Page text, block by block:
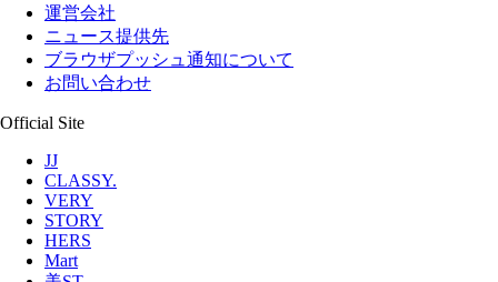
運営会社
ニュース提供先
ブラウザプッシュ通知について
お問い合わせ
Official Site
JJ
CLASSY.
VERY
STORY
HERS
Mart